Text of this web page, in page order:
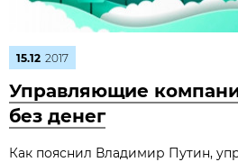
15.12 2017
Управляющие
без денег
Как пояснил Владимир Путин,